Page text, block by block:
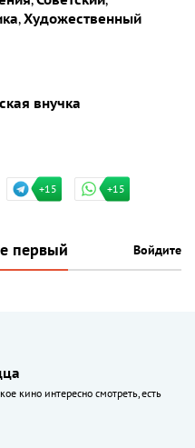
,Художественный
внучка
+15 +15
первый Войдите
кино интересно смотреть, есть